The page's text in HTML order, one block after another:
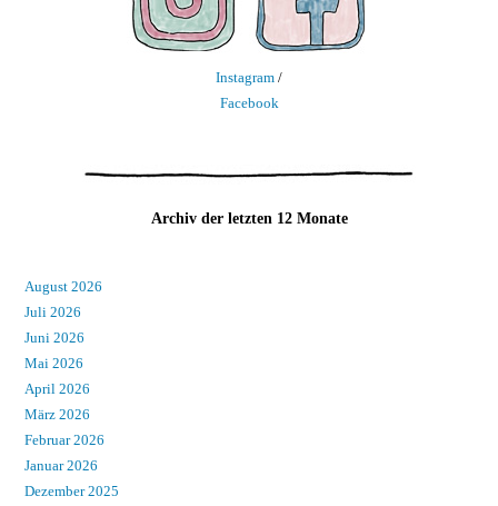
Instagram /
Facebook
Archiv der letzten 12 Monate
August 2026
Juli 2026
Juni 2026
Mai 2026
April 2026
März 2026
Februar 2026
Januar 2026
Dezember 2025